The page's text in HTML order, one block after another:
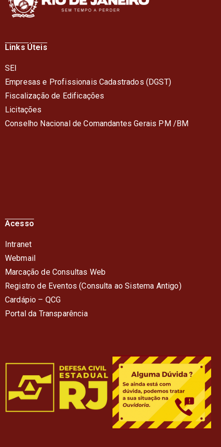
Links Úteis
SEI
Empresas e Profissionais Cadastrados (DGST)
Fiscalização de Edificações
Licitações
Conselho Nacional de Comandantes Gerais PM /BM
Acesso
Intranet
Webmail
Marcação de Consultas Web
Registro de Eventos (Consulta ao Sistema Antigo)
Cardápio – QCG
Portal da Transparência